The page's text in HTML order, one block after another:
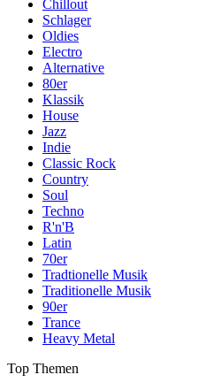
Chillout
Schlager
Oldies
Electro
Alternative
80er
Klassik
House
Jazz
Indie
Classic Rock
Country
Soul
Techno
R'n'B
Latin
70er
Tradtionelle Musik
Traditionelle Musik
90er
Trance
Heavy Metal
Top Themen